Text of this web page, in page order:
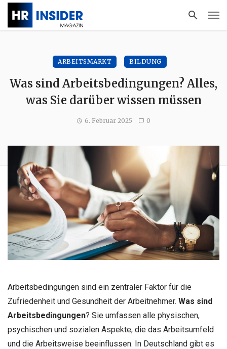
ARBEITSMARKT BILDUNG
Was sind Arbeitsbedingungen? Alles,
was Sie darüber wissen müssen
6. Februar 2025 0
Arbeitsbedingungen sind ein zentraler Faktor für die
Zufriedenheit und Gesundheit der Arbeitnehmer. Was sind
Arbeitsbedingungen? Sie umfassen alle physischen,
psychischen und sozialen Aspekte, die das Arbeitsumfeld
und die Arbeitsweise beeinflussen. In Deutschland gibt es